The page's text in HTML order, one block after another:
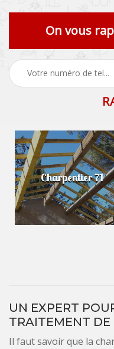
On vous
Charpentier 71
UN EXPERT
TRAITEMENT DE
Il faut savoir que la